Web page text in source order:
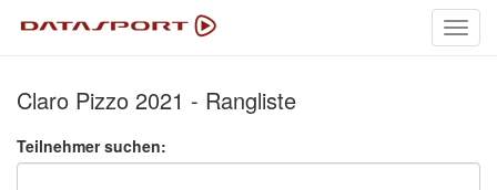
Claro Pizzo 2021 - Rangliste
Teilnehmer suchen: